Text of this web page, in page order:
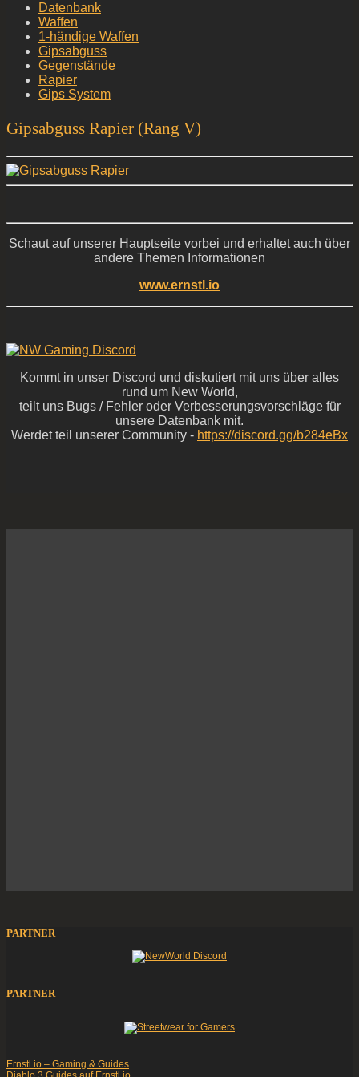
Datenbank
Waffen
1-händige Waffen
Gipsabguss
Gegenstände
Rapier
Gips System
Gipsabguss Rapier (Rang V)
Schaut auf unserer Hauptseite vorbei und erhaltet auch über
andere Themen Informationen
www.ernstl.io
Kommt in unser Discord und diskutiert mit uns über alles
rund um New World,
teilt uns Bugs / Fehler oder Verbesserungsvorschläge für
unsere Datenbank mit.
Werdet teil unserer Community - https://discord.gg/b284eBx
PARTNER
PARTNER
Ernstl.io – Gaming & Guides